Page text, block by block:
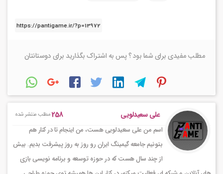
مطلب مفیدی برای شما بود ؟ پس به اشتراک بگذارید برای دوستانتان
علی سعیدلویی 258مطلب منتشر شده
اسم من علی سعیدلویی هست، من اینجام تا در کنار هم
بتونیم جامعه گیمینگ ایران رو روز به روز پیشرفت بدیم. بیش
از چند سال هست که در حوزه توسعه و برنامه نویسی بازی